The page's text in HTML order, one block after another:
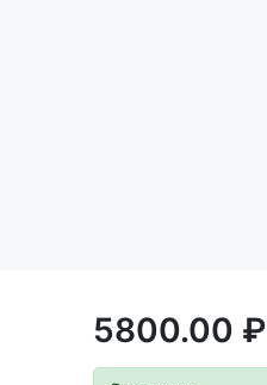
5800.00 ₽